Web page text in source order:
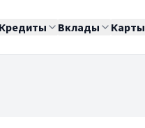
Кредиты Вклады Карты